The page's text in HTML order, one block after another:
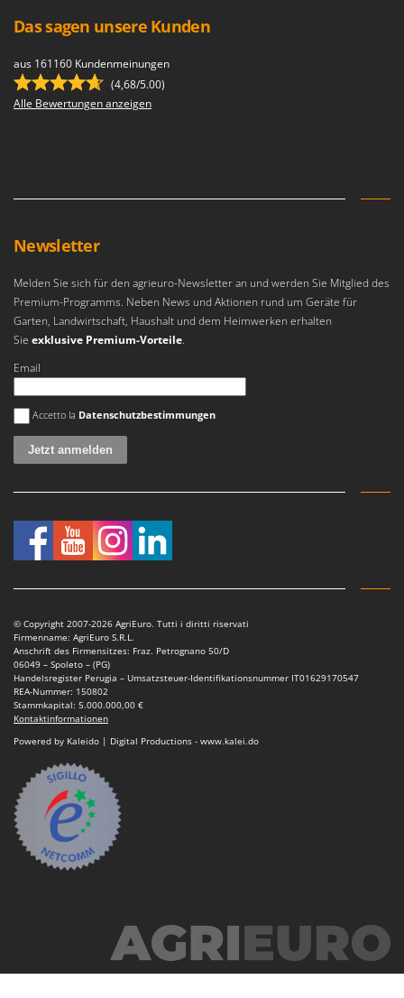
Zephir
ZGrills
Zodiac
Zomax
Das sagen unsere Kunden
aus 161160 Kundenmeinungen
(4,68/5.00)
Alle Bewertungen anzeigen
Newsletter
Melden Sie sich für den agrieuro-Newsletter an und werden Sie Mitglied des
Premium-Programms. Neben News und Aktionen rund um Geräte für
Garten, Landwirtschaft, Haushalt und dem Heimwerken erhalten
Sie exklusive Premium-Vorteile.
Email
Es ist ein Fehler aufgetreten
Accetto la Datenschutzbestimmungen
© Copyright 2007-2026 AgriEuro. Tutti i diritti riservati
Firmenname: AgriEuro S.R.L.
Anschrift des Firmensitzes: Fraz. Petrognano 50/D
06049 – Spoleto – (PG)
Handelsregister Perugia – Umsatzsteuer-Identifikationsnummer IT01629170547
REA-Nummer: 150802
Stammkapital: 5.000.000,00 €
Kontaktinformationen
Powered by Kaleido | Digital Productions - www.kalei.do